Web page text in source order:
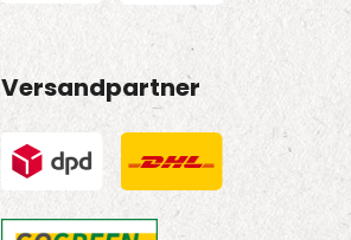
Versandpartner